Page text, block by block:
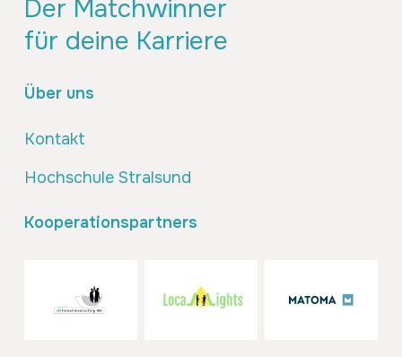
Der Matchwinner
für deine Karriere
Über uns
Kontakt
Hochschule Stralsund
Kooperationspartners